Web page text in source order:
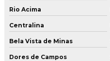
Rio Acima
Centralina
Bela Vista de Minas
Dores de Campos